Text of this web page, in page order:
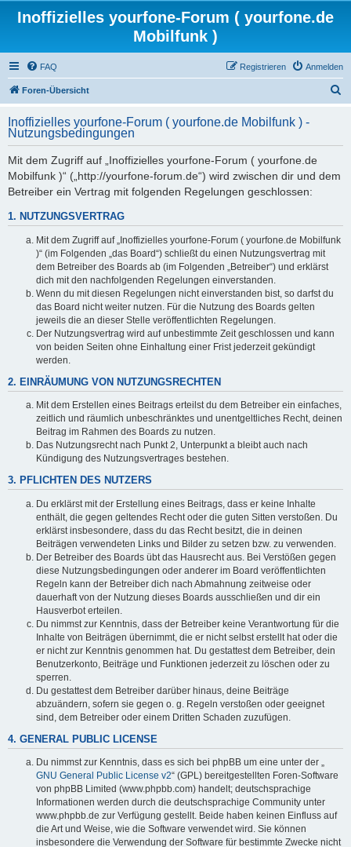
Inoffizielles yourfone-Forum ( yourfone.de
Mobilfunk )
FAQ Anmelden
Registrieren
Foren-Übersicht
h
Inoffizielles yourfone-Forum ( yourfone.de Mobilfunk ) -
Nutzungsbedingungen
Mit dem Zugriff auf „Inoffizielles yourfone-Forum ( yourfone.de
Mobilfunk )“ („http://yourfone-forum.de“) wird zwischen dir und dem
Betreiber ein Vertrag mit folgenden Regelungen geschlossen:
1. NUTZUNGSVERTRAG
Mit dem Zugriff auf „Inoffizielles yourfone-Forum ( yourfone.de Mobilfunk
)“ (im Folgenden „das Board“) schließt du einen Nutzungsvertrag mit
dem Betreiber des Boards ab (im Folgenden „Betreiber“) und erklärst
dich mit den nachfolgenden Regelungen einverstanden.
Wenn du mit diesen Regelungen nicht einverstanden bist, so darfst du
das Board nicht weiter nutzen. Für die Nutzung des Boards gelten
jeweils die an dieser Stelle veröffentlichten Regelungen.
Der Nutzungsvertrag wird auf unbestimmte Zeit geschlossen und kann
von beiden Seiten ohne Einhaltung einer Frist jederzeit gekündigt
werden.
2. EINRÄUMUNG VON NUTZUNGSRECHTEN
Mit dem Erstellen eines Beitrags erteilst du dem Betreiber ein einfaches,
zeitlich und räumlich unbeschränktes und unentgeltliches Recht, deinen
Beitrag im Rahmen des Boards zu nutzen.
Das Nutzungsrecht nach Punkt 2, Unterpunkt a bleibt auch nach
Kündigung des Nutzungsvertrages bestehen.
3. PFLICHTEN DES NUTZERS
Du erklärst mit der Erstellung eines Beitrags, dass er keine Inhalte
enthält, die gegen geltendes Recht oder die guten Sitten verstoßen. Du
erklärst insbesondere, dass du das Recht besitzt, die in deinen
Beiträgen verwendeten Links und Bilder zu setzen bzw. zu verwenden.
Der Betreiber des Boards übt das Hausrecht aus. Bei Verstößen gegen
diese Nutzungsbedingungen oder anderer im Board veröffentlichten
Regeln kann der Betreiber dich nach Abmahnung zeitweise oder
dauerhaft von der Nutzung dieses Boards ausschließen und dir ein
Hausverbot erteilen.
Du nimmst zur Kenntnis, dass der Betreiber keine Verantwortung für die
Inhalte von Beiträgen übernimmt, die er nicht selbst erstellt hat oder die
er nicht zur Kenntnis genommen hat. Du gestattest dem Betreiber, dein
Benutzerkonto, Beiträge und Funktionen jederzeit zu löschen oder zu
sperren.
Du gestattest dem Betreiber darüber hinaus, deine Beiträge
abzuändern, sofern sie gegen o. g. Regeln verstoßen oder geeignet
sind, dem Betreiber oder einem Dritten Schaden zuzufügen.
4. GENERAL PUBLIC LICENSE
Du nimmst zur Kenntnis, dass es sich bei phpBB um eine unter der „
GNU General Public License v2“ (GPL) bereitgestellten Foren-Software
von phpBB Limited (www.phpbb.com) handelt; deutschsprachige
Informationen werden durch die deutschsprachige Community unter
www.phpbb.de zur Verfügung gestellt. Beide haben keinen Einfluss auf
die Art und Weise, wie die Software verwendet wird. Sie können
insbesondere die Verwendung der Software für bestimmte Zwecke nicht